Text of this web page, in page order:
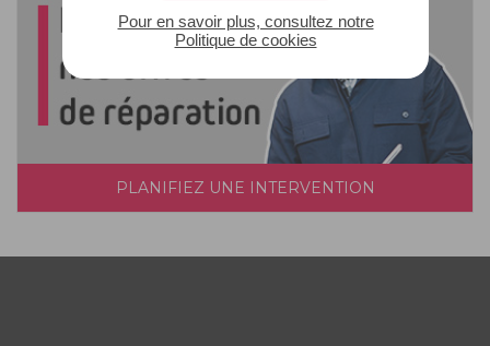
Pour en savoir plus, consultez notre
Politique de cookies
PLANIFIEZ UNE INTERVENTION